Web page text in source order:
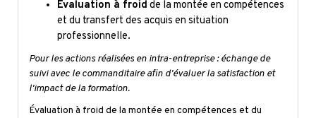
Évaluation à froid de la montée en compétences
et du transfert des acquis en situation
professionnelle.
Pour les actions réalisées en intra-entreprise : échange de
suivi avec le commanditaire afin d'évaluer la satisfaction et
l'impact de la formation.
Évaluation à froid de la montée en compétences et du